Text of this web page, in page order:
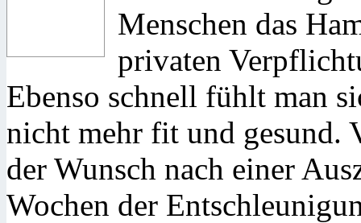
Menschen das
privaten
Ebenso schnell fühlt man
nicht mehr fit und gesund.
der Wunsch nach einer
Wochen der